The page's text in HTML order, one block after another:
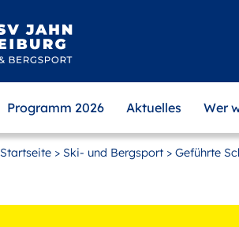
Programm 2026 Aktuelles Wer
Startseite > Ski- und Bergsport > Geführte